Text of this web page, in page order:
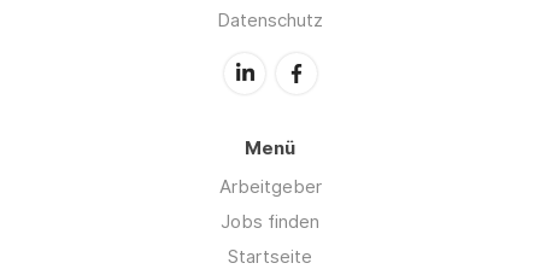
Datenschutz
Menü
Arbeitgeber
Jobs finden
Startseite